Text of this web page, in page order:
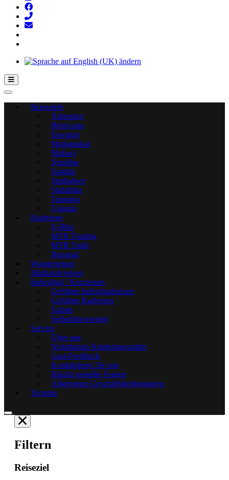
Hamburger Toggle-Menü
Reiseziele
Äthiopien
Botswana
Eswatini
Madagaskar
Malawi
Namibia
Sambia
Simbabwe
Südafrika
Tansania
Uganda
Radreisen
E-Bike
MTB Touring
MTB Trails
Rennrad
Wanderreisen
Multiaktivreisen
Individual / Kurzreisen
Geführte Individualreisen
Geführte Radreisen
Safaris
Selbstfahrerreisen
Service
Über uns
Noluthando Kindertagesstätte
Gast-Feedback
Kontaktieren Sie uns
Häufig gestellte Fragen
Allgemeine Geschäftsbedingungen
Termine
Filtern
Reiseziel